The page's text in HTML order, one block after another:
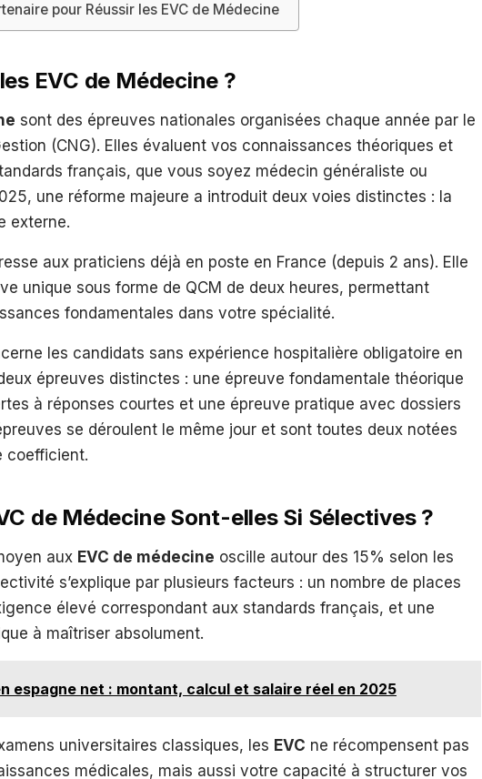
pour Réussir les EVC de Médecine
EVC de Médecine ?
sont des épreuves nationales organisées chaque année par le
(CNG). Elles évaluent vos connaissances théoriques et
français, que vous soyez médecin généraliste ou
une réforme majeure a introduit deux voies distinctes : la
externe.
aux praticiens déjà en poste en France (depuis 2 ans). Elle
unique sous forme de QCM de deux heures, permettant
fondamentales dans votre spécialité.
les candidats sans expérience hospitalière obligatoire en
épreuves distinctes : une épreuve fondamentale théorique
à réponses courtes et une épreuve pratique avec dossiers
se déroulent le même jour et sont toutes deux notées
coefficient.
de Médecine Sont-elles Si Sélectives ?
aux EVC de médecine oscille autour des 15% selon les
s’explique par plusieurs facteurs : un nombre de places
élevé correspondant aux standards français, et une
à maîtriser absolument.
espagne net : montant, calcul et salaire réel en 2025
universitaires classiques, les EVC ne récompensent pas
médicales, mais aussi votre capacité à structurer vos